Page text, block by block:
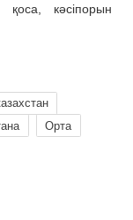
қоса , кәсіпорын
Орта